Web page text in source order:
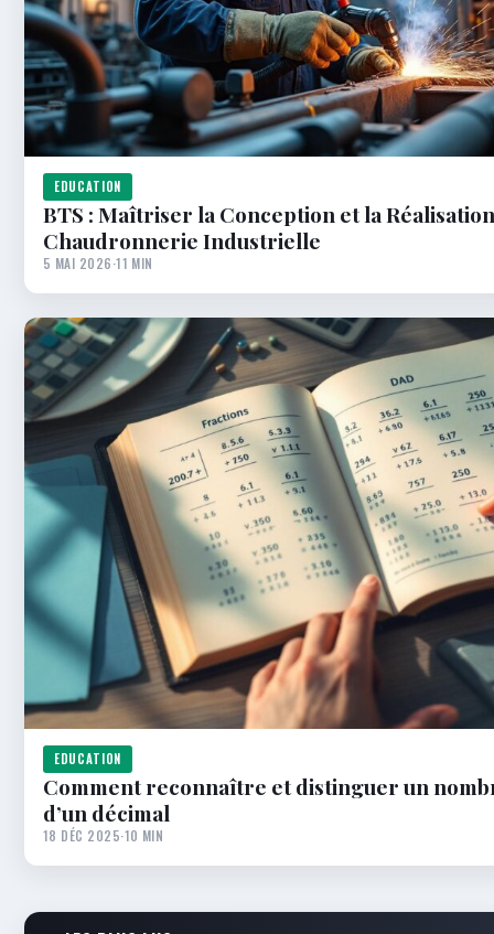
EDUCATION
BTS : Maîtriser la Conception et la
Chaudronnerie Industrielle
5 MAI 2026·11 MIN
EDUCATION
Comment reconnaître et distinguer un
d’un décimal
18 DÉC 2025·10 MIN